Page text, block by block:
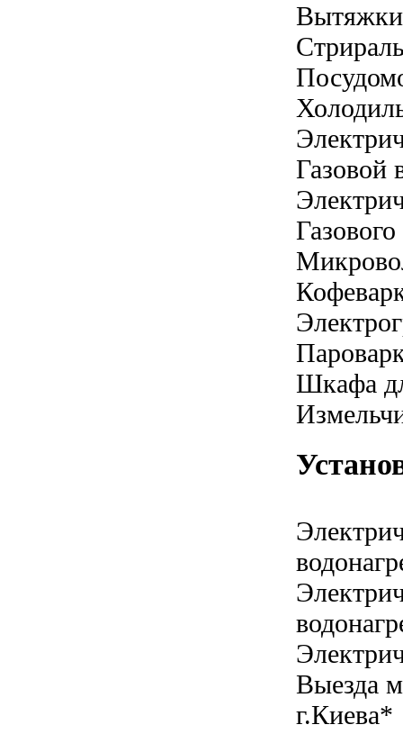
Вытяжки
Газовой
Шкафа
Выезда
г.Киева*